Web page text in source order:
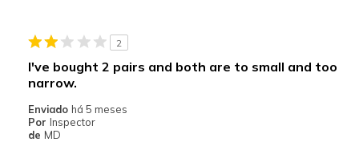
Sizing
Feels true to size
View On Shoes
2
I've bought 2 pairs and both are to small and too
narrow.
Enviado há 5 meses
Por Inspector
de MD